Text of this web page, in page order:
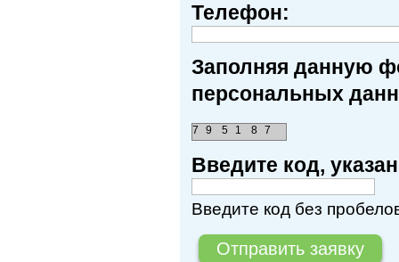
Телефон:
Заполняя данную
персональных
7 5
9 8 7
1
Введите код,
Введите код без